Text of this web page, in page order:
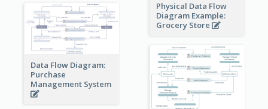
Physical Data Flow
Diagram Example:
Grocery Store
Data Flow Diagram:
Purchase
Management System